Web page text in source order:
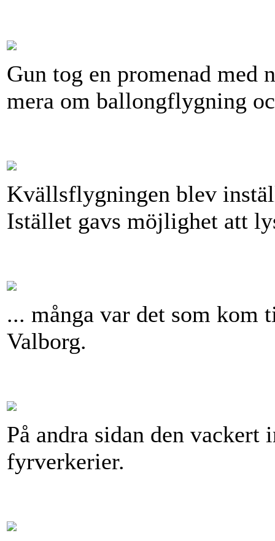
Gun tog en promenad med
mera om ballongflygning
Kvällsflygningen blev
Istället gavs möjlighet att
... många var det som
Valborg.
På andra sidan den
fyrverkerier.